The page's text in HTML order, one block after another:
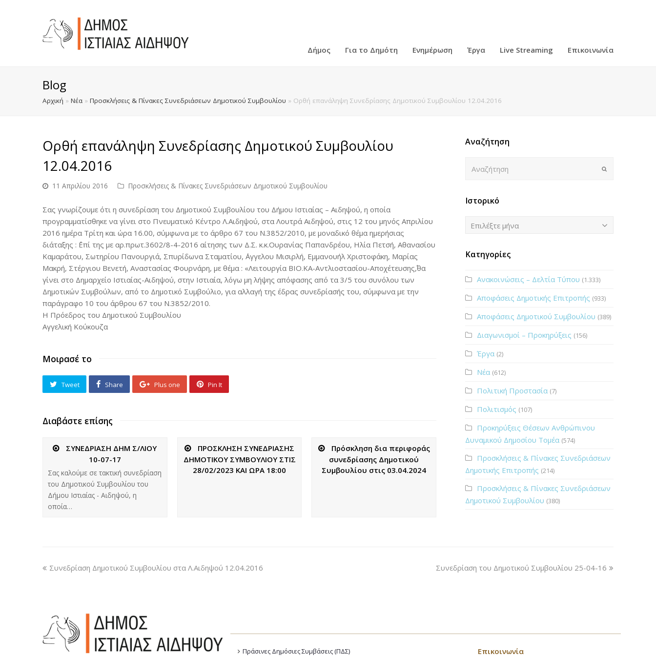
Δήμος Για το Δημότη Ενημέρωση Έργα Live Streaming Επικοινωνία
Blog
Αρχική » Νέα » Προσκλήσεις & Πίνακες Συνεδριάσεων Δημοτικού Συμβουλίου » Ορθή επανάληψη Συνεδρίασης Δημοτικού Συμβουλίου 12.04.2016
Ορθή επανάληψη Συνεδρίασης Δημοτικού Συμβουλίου
12.04.2016
11 Απριλίου 2016 Προσκλήσεις & Πίνακες Συνεδριάσεων Δημοτικού Συμβουλίου
Σας γνωρίζουμε ότι η συνεδρίαση του Δημοτικού Συμβουλίου του Δήμου Ιστιαίας – Αιδηψού, η οποία
προγραμματίσθηκε να γίνει στο Πνευματικό Κέντρο Λ.Αιδηψού, στα Λουτρά Αιδηψού, στις 12 του μηνός Απριλίου
2016 ημέρα Τρίτη και ώρα 16.00, σύμφωνα με το άρθρο 67 του Ν.3852/2010, με μοναδικό θέμα ημερήσιας
διάταξης : ΄΄Επί της με αρ.πρωτ.3602/8-4-2016 αίτησης των Δ.Σ. κ.κ.Ουρανίας Παπανδρέου, Ηλία Πετσή, Αθανασίου
Καμαράτου, Σωτηρίου Πανουργιά, Σπυρίδωνα Σταματίου, ΄Αγγελου Μισιρλή, Εμμανουήλ Χριστοφάκη, Μαρίας
Μακρή, Στέργιου Βενετή, Αναστασίας Φουρνάρη, με θέμα : «Λειτουργία ΒΙΟ.ΚΑ-Αντλιοστασίου-Αποχέτευσης΄΄,θα
γίνει στο Δημαρχείο Ιστιαίας-Αιδηψού, στην Ιστιαία, λόγω μη λήψης απόφασης από τα 3/5 του συνόλου των
Δημοτικών Συμβούλων, από το Δημοτικό Συμβούλιο, για αλλαγή της έδρας συνεδρίασής του, σύμφωνα με την
παράγραφο 10 του άρθρου 67 του Ν.3852/2010.
Η Πρόεδρος του Δημοτικού Συμβουλίου
Αγγελική Κούκουζα
Μοιρασέ το
Tweet Share Plus one Pin It
Διαβάστε επίσης
ΣΥΝΕΔΡΙΑΣΗ ΔΗΜ Σ/ΛΙΟΥ
10-07-17
Σας καλούμε σε τακτική συνεδρίαση
του Δημοτικού Συμβουλίου του
Δήμου Ιστιαίας - Αιδηψού, η
οποία…
ΠΡΟΣΚΛΗΣΗ ΣΥΝΕΔΡΙΑΣΗΣ
ΔΗΜΟΤΙΚΟΥ ΣΥΜΒΟΥΛΙΟΥ ΣΤΙΣ
28/02/2023 ΚΑΙ ΩΡΑ 18:00
Πρόσκληση δια περιφοράς
συνεδρίασης Δημοτικού
Συμβουλίου στις 03.04.2024
Αναζήτηση
Ιστορικό
Ιστορικό
Επιλέξτε μήνα
Κατηγορίες
Ανακοινώσεις – Δελτία Τύπου (1.333)
Αποφάσεις Δημοτικής Επιτροπής (933)
Αποφάσεις Δημοτικού Συμβουλίου (389)
Διαγωνισμοί – Προκηρύξεις (156)
Έργα (2)
Νέα (612)
Πολιτική Προστασία (7)
Πολιτισμός (107)
Προκηρύξεις Θέσεων Ανθρώπινου
Δυναμικού Δημοσίου Τομέα (574)
Προσκλήσεις & Πίνακες Συνεδριάσεων
Δημοτικής Επιτροπής (214)
Προσκλήσεις & Πίνακες Συνεδριάσεων
Δημοτικού Συμβουλίου (380)
Συνεδρίαση Δημοτικού Συμβουλίου στα Λ.Αιδηψού 12.04.2016 Συνεδρίαση του Δημοτικού Συμβουλίου 25-04-16
Πράσινες Δημόσιες Συμβάσεις (ΠΔΣ) Επικοινωνία